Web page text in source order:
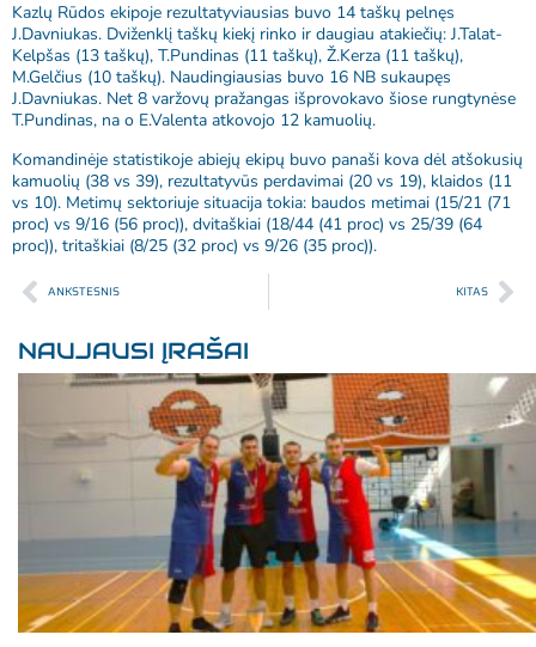
Kazlų Rūdos ekipoje rezultatyviausias buvo 14 taškų pelnęs
J.Davniukas. Dviženklį taškų kiekį rinko ir daugiau atakiečių: J.Talat-
Kelpšas (13 taškų), T.Pundinas (11 taškų), Ž.Kerza (11 taškų),
M.Gelčius (10 taškų). Naudingiausias buvo 16 NB sukaupęs
J.Davniukas. Net 8 varžovų pražangas išprovokavo šiose rungtynėse
T.Pundinas, na o E.Valenta atkovojo 12 kamuolių.
Komandinėje statistikoje abiejų ekipų buvo panaši kova dėl atšokusių
kamuolių (38 vs 39), rezultatyvūs perdavimai (20 vs 19), klaidos (11
vs 10). Metimų sektoriuje situacija tokia: baudos metimai (15/21 (71
proc) vs 9/16 (56 proc)), dvitaškiai (18/44 (41 proc) vs 25/39 (64
proc)), tritaškiai (8/25 (32 proc) vs 9/26 (35 proc)).
ANKSTESNIS KITAS
NAUJAUSI ĮRAŠAI